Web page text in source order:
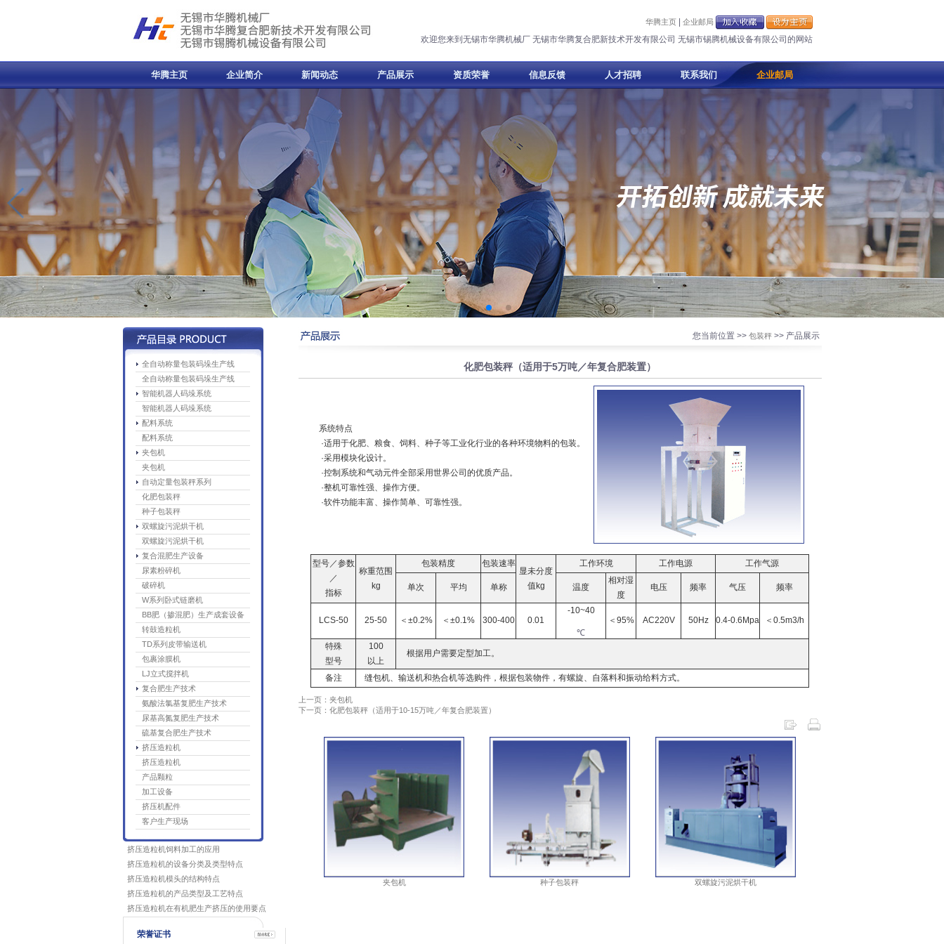
华腾主页 企业邮局
欢迎您来到无锡市华腾机械厂 无锡市华腾复合肥新技术开发有限公司 无锡市锡腾机械设备有限公司的网站
华腾主页 企业简介 新闻动态 产品展示 资质荣誉 信息反馈 人才招聘 联系我们 企业邮局
全自动称量包装码垛生产线
全自动称量包装码垛生产线
智能机器人码垛系统
智能机器人码垛系统
配料系统
配料系统
夹包机
夹包机
自动定量包装秤系列
化肥包装秤
种子包装秤
双螺旋污泥烘干机
双螺旋污泥烘干机
复合混肥生产设备
尿素粉碎机
破碎机
W系列卧式链磨机
BB肥（掺混肥）生产成套设备
转鼓造粒机
TD系列皮带输送机
包裹涂膜机
LJ立式搅拌机
复合肥生产技术
氨酸法氯基复肥生产技术
尿基高氮复肥生产技术
硫基复合肥生产技术
挤压造粒机
挤压造粒机
产品颗粒
加工设备
挤压机配件
客户生产现场
挤压造粒机饲料加工的应用
挤压造粒机的设备分类及类型特点
挤压造粒机模头的结构特点
挤压造粒机的产品类型及工艺特点
挤压造粒机在有机肥生产挤压的使用要点
荣誉证书
您当前位置 >> 包装秤 >> 产品展示
化肥包装秤（适用于5万吨／年复合肥装置）
系统特点
·适用于化肥、粮食、饲料、种子等工业化行业的各种环境物料的包装。
·采用模块化设计。
·控制系统和气动元件全部采用世界公司的优质产品。
·整机可靠性强、操作方便。
·软件功能丰富、操作简单、可靠性强。
型号／参数
／
指标
称重范围
kg
包装精度 包装速率
显未分度
值kg
工作环境 工作电源 工作气源
单次 平均 单称 温度
相对湿
度
电压 频率 气压 频率
LCS-50 25-50 ＜±0.2% ＜±0.1% 300-400 0.01
-10~40
℃
＜95% AC220V 50Hz 0.4-0.6Mpa ＜0.5m3/h
特殊
型号
100
以上
根据用户需要定型加工。
备注 缝包机、输送机和热合机等选购件，根据包装物件，有螺旋、自落料和振动给料方式。
上一页：夹包机
下一页：化肥包装秤（适用于10-15万吨／年复合肥装置）
夹包机 种子包装秤 双螺旋污泥烘干机